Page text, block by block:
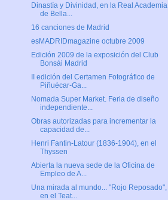
Dinastía y Divinidad, en la Real Academia
de Bella...
16 canciones de Madrid
esMADRIDmagazine octubre 2009
Edición 2009 de la exposición del Club
Bonsái Madrid
II edición del Certamen Fotográfico de
Piñuécar-Ga...
Nomada Super Market. Feria de diseño
independiente...
Obras autorizadas para incrementar la
capacidad de...
Henri Fantin-Latour (1836-1904), en el
Thyssen
Abierta la nueva sede de la Oficina de
Empleo de A...
Una mirada al mundo... "Rojo Reposado",
en el Teat...